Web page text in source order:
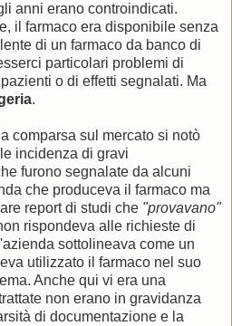
anni erano controindicati.
il farmaco era disponibile senza
di un farmaco da banco di
particolari problemi di
o di effetti segnalati. Ma
.
comparsa sul mercato si notò
incidenza di gravi
furono segnalate da alcuni
che produceva il farmaco ma
report di studi che "provavano"
rispondeva alle richieste di
sottolineava come un
utilizzato il farmaco nel suo
Anche qui vi era una
non erano in gravidanza
di documentazione e la